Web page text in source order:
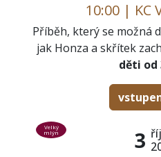
10:00 | KC
Příběh, který se možná
jak Honza a skřítek
děti od
3
Velký
mlýn